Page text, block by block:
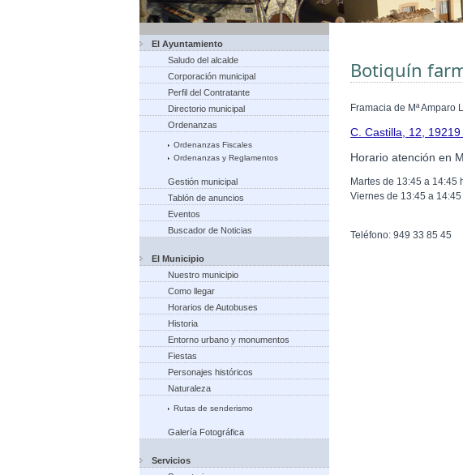
El Ayuntamiento
Saludo del alcalde
Corporación municipal
Perfil del Contratante
Directorio municipal
Ordenanzas
Ordenanzas Fiscales
Ordenanzas y Reglamentos
Gestión municipal
Tablón de anuncios
Eventos
Buscador de Noticias
El Municipio
Nuestro municipio
Como llegar
Horarios de Autobuses
Historia
Entorno urbano y monumentos
Fiestas
Personajes históricos
Naturaleza
Rutas de senderismo
Galería Fotográfica
Servicios
Botiquín
Framacia de Mª Amparo
C. Castilla, 12,
Horario atención en
Martes de 13:45 a 14:45
Viernes de 13:45 a 14:45
Teléfono: 949 33 85 45